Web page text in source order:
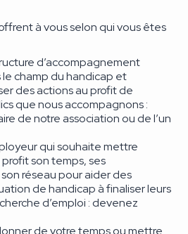
à vous selon qui vous êtes
d’accompagnement
champ du handicap et
des actions au profit de
que nous accompagnons :
de notre association ou de l’un
qui souhaite mettre
son temps, ses
réseau pour aider des
de handicap à finaliser leurs
d’emploi : devenez
de votre temps ou mettre